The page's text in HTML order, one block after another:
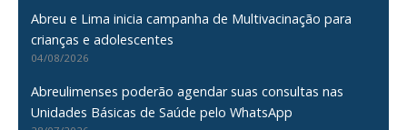
Abreu e Lima inicia campanha de Multivacinação para
crianças e adolescentes
04/08/2026
Abreulimenses poderão agendar suas consultas nas
Unidades Básicas de Saúde pelo WhatsApp